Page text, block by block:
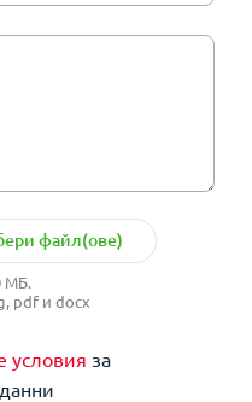
файл(ове)
МБ.
pdf и docx
условия за